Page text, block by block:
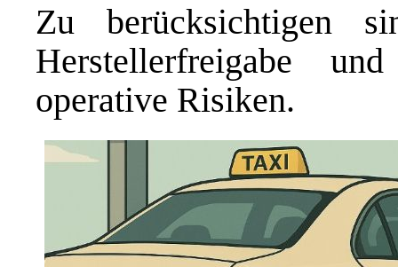
Zu berücksichtigen
Herstellerfreigabe
operative Risiken.